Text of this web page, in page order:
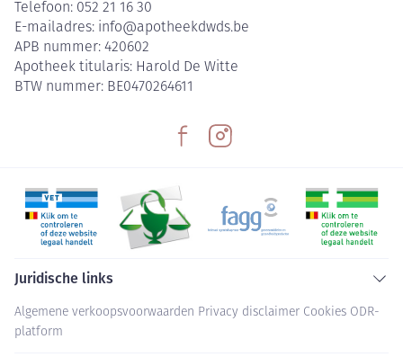
Telefoon: 052 21 16 30
E-mailadres: info@apotheekdwds.be
APB nummer: 420602
Apotheek titularis: Harold De Witte
BTW nummer: BE0470264611
Juridische links
Algemene verkoopsvoorwaarden Privacy disclaimer Cookies ODR-
platform